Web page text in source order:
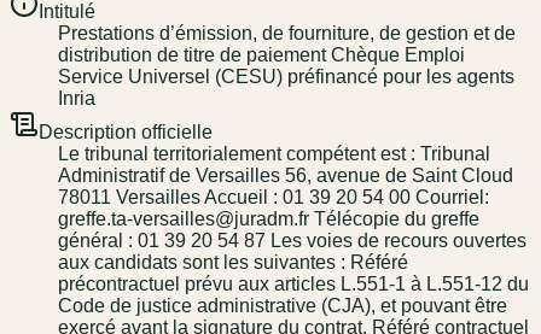
Intitulé
Prestations d’émission, de fourniture, de gestion et de
distribution de titre de paiement Chèque Emploi
Service Universel (CESU) préfinancé pour les agents
Inria
Description officielle
Le tribunal territorialement compétent est : Tribunal
Administratif de Versailles 56, avenue de Saint Cloud
78011 Versailles Accueil : 01 39 20 54 00 Courriel:
greffe.ta-versailles@juradm.fr Télécopie du greffe
général : 01 39 20 54 87 Les voies de recours ouvertes
aux candidats sont les suivantes : Référé
précontractuel prévu aux articles L.551-1 à L.551-12 du
Code de justice administrative (CJA), et pouvant être
exercé avant la signature du contrat. Référé contractuel